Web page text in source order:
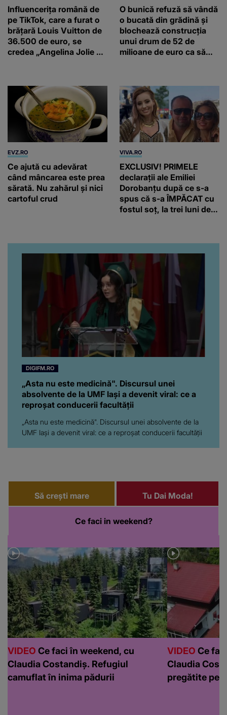
Influencerița română de
pe TikTok, care a furat o
brățară Louis Vuitton de
36.500 de euro, se
credea „Angelina Jolie de
O bunică refuză să vândă
o bucată din grădină și
blochează construcția
unui drum de 52 de
milioane de euro ca să
EVZ.RO
Ce ajută cu adevărat
când mâncarea este prea
sărată. Nu zahărul și nici
cartoful crud
VIVA.RO
EXCLUSIV! PRIMELE
declarații ale Emiliei
Dorobanțu după ce s-a
spus că s-a ÎMPĂCAT cu
fostul soț, la trei luni de
artistă i-a lăsat MASCĂ
pe toți. De data aceasta,
chiar a rupt tăcerea:
”Poate că aveam să ne
spunem, să ne...”
DIGIFM.RO
„Asta nu este medicină". Discursul unei
absolvente de la UMF Iași a devenit viral: ce a
reproșat conducerii facultății
„Asta nu este medicină". Discursul unei absolvente de la
UMF Iași a devenit viral: ce a reproșat conducerii facultății
Să crești mare Tu Dai Moda!
Ce faci in weekend?
VIDEO Ce faci în weekend, cu
Claudia Costandiș. Refugiul
camuflat în inima pădurii
VIDEO Ce
Claudia
pregătite